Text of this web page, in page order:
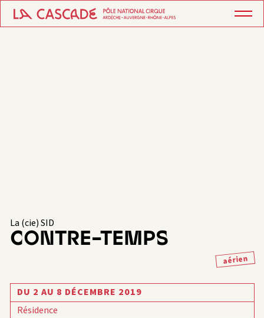
La (cie) SID
CONTRE-TEMPS
aérien
DU 2 AU 8 DÉCEMBRE 2019
Résidence